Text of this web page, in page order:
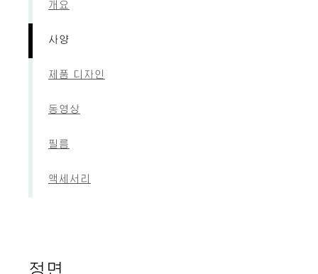
개요
사양
제품 디자인
동영상
필름
액세서리